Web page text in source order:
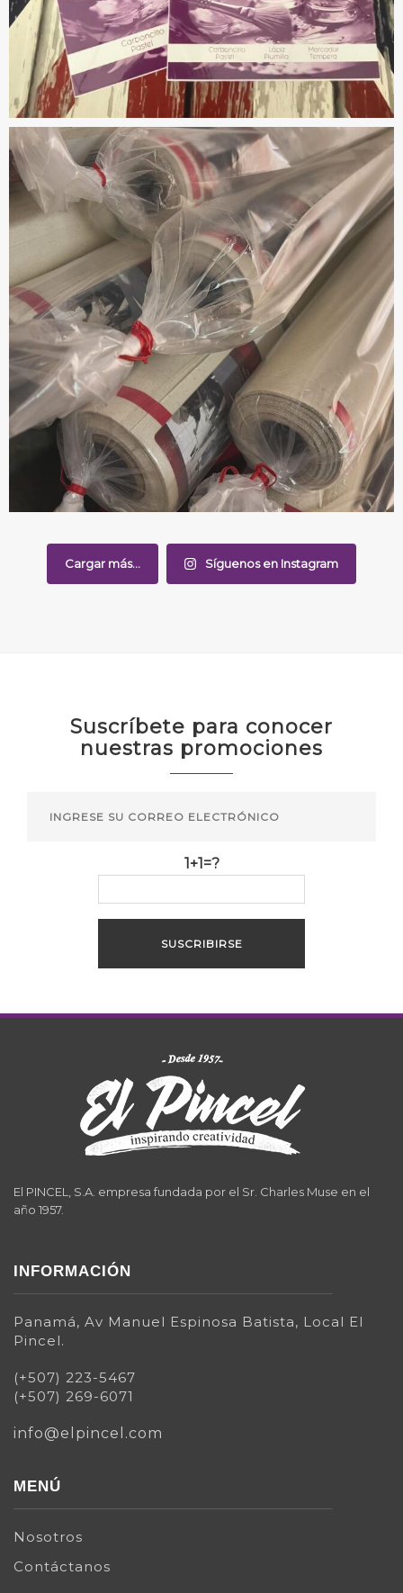
Cargar más... Síguenos en Instagram
Suscríbete para conocer
nuestras promociones
1+1=?
El PINCEL, S.A. empresa fundada por el Sr. Charles Muse en el
año 1957.
INFORMACIÓN
Panamá, Av Manuel Espinosa Batista, Local El
Pincel.
(+507) 223-5467
(+507) 269-6071
info@elpincel.com
MENÚ
Nosotros
Contáctanos